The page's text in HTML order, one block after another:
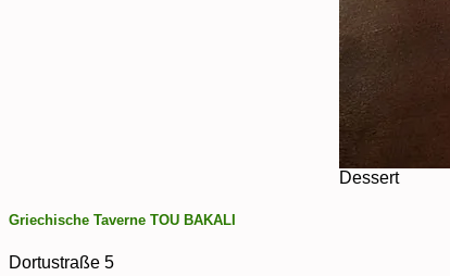
Dessert
Griechische Taverne TOU BAKALI
Dortustraße 5